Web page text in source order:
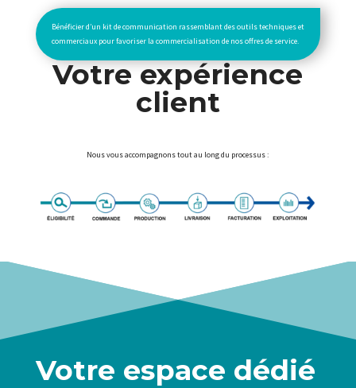
Bénéficier d’un kit de communication rassemblant des outils techniques et
commerciaux pour favoriser la commercialisation de nos offres de service.
Votre expérience
client
Nous vous accompagnons tout au long du processus :
Votre espace dédié